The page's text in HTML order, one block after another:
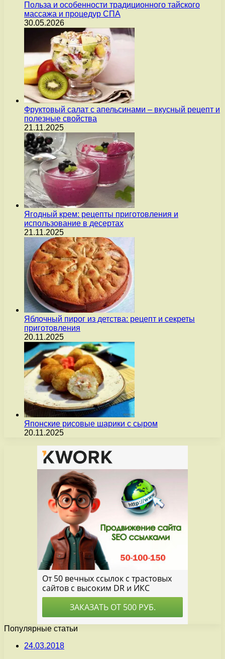
Польза и особенности традиционного тайского
массажа и процедур СПА
30.05.2026
Фруктовый салат с апельсинами – вкусный рецепт и
полезные свойства
21.11.2025
Ягодный крем: рецепты приготовления и
использование в десертах
21.11.2025
Яблочный пирог из детства: рецепт и секреты
приготовления
20.11.2025
Японские рисовые шарики с сыром
20.11.2025
Популярные статьи
24.03.2018